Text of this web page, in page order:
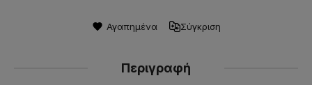
Αγαπημένα Σύγκριση
Περιγραφή